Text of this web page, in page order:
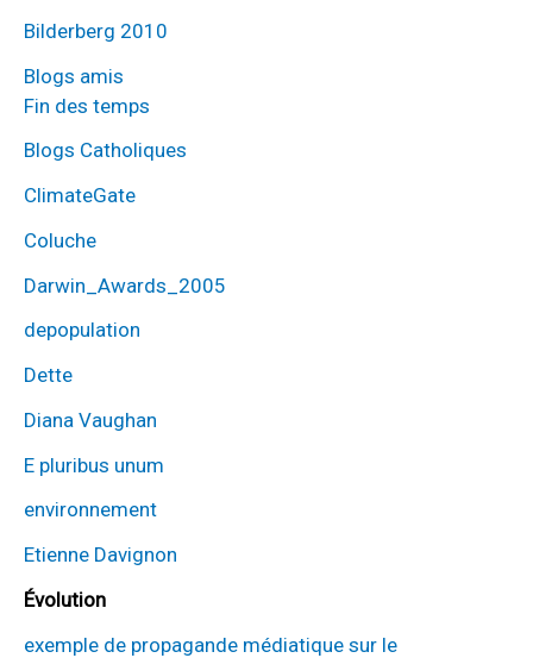
Bilderberg 2010
Blogs amis
Fin des temps
Blogs Catholiques
ClimateGate
Coluche
Darwin_Awards_2005
depopulation
Dette
Diana Vaughan
E pluribus unum
environnement
Etienne Davignon
Évolution
exemple de propagande médiatique sur le